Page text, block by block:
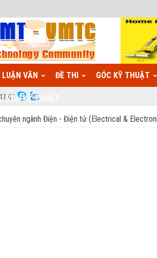
LUẬN VĂN ĐỀ THI GÓC KỸ THUẬT
VẤN KỸ THUẬT
ngành Điện - Điện tử (Electrical &